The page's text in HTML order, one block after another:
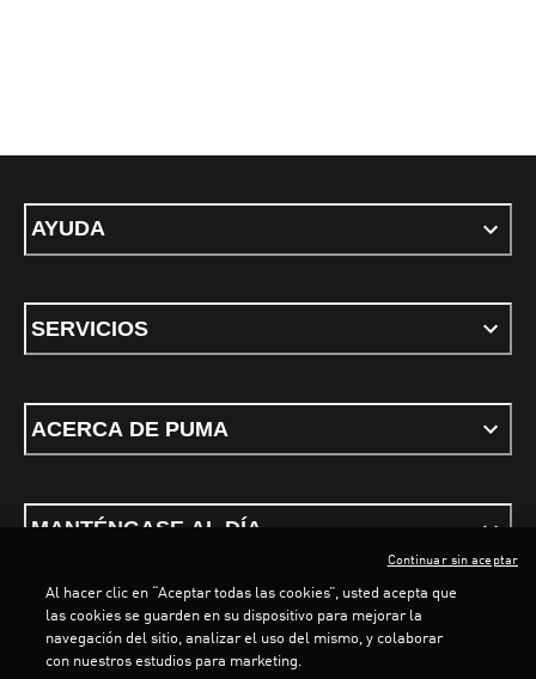
AYUDA
SERVICIOS
ACERCA DE PUMA
MANTÉNGASE AL DÍA
Términos y condicionesPolítica de Privacidad
Al hacer clic en “Aceptar todas las cookies”, usted acepta que
las cookies se guarden en su dispositivo para mejorar la
navegación del sitio, analizar el uso del mismo, y colaborar
con nuestros estudios para marketing.
Continuar sin aceptar